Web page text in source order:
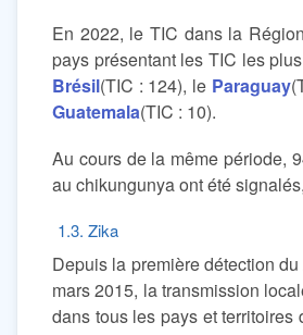
En 2022, le TIC dans la
pays présentant les TIC les
Brésil(TIC : 124), le Paraguay
Guatemala(TIC : 10).
Au cours de la même période,
au chikungunya ont été
1.3. Zika
Depuis la première détection
mars 2015, la transmission
dans tous les pays et territoires